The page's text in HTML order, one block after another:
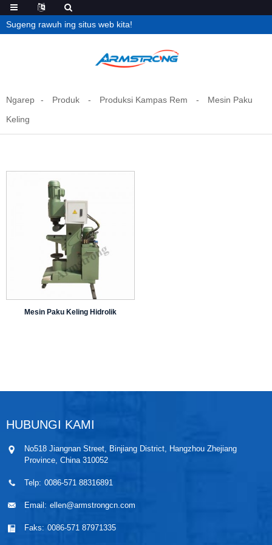
Sugeng rawuh ing situs web kita!
Ngarep Produk Produksi Kampas Rem
Mesin Paku
Keling
Mesin Paku Keling Hidrolik
HUBUNGI KAMI
No518 Jiangnan Street, Binjiang District, Hangzhou Zhejiang
Province, China 310052
Telp: 0086-571 88316891
Email: ellen@armstrongcn.com
Faks: 0086-571 87971335